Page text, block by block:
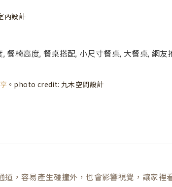
內設計
。photo credit: 九木空間設計
，容易產生碰撞外，也會影響視覺，讓家裡